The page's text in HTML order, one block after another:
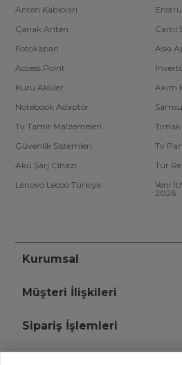
Anten Kabloları
Çanak Anten
Cami
Fotokapan
Askı
Access Point
Kuru Aküler
Akım
Notebook Adaptör
Tv Tamir Malzemeleri
Güvenlik Sistemleri
Tv
Akü Şarj Cihazı
Tur
Lenovo Lecoo Türkiye
Yeni
2026
Kurumsal
Müşteri İlişkileri
Sipariş İşlemleri